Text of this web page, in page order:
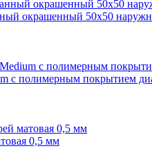
окрашенный 50х50
с полимерным покрытием
0,5 мм